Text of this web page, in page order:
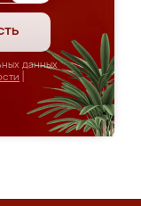
данных